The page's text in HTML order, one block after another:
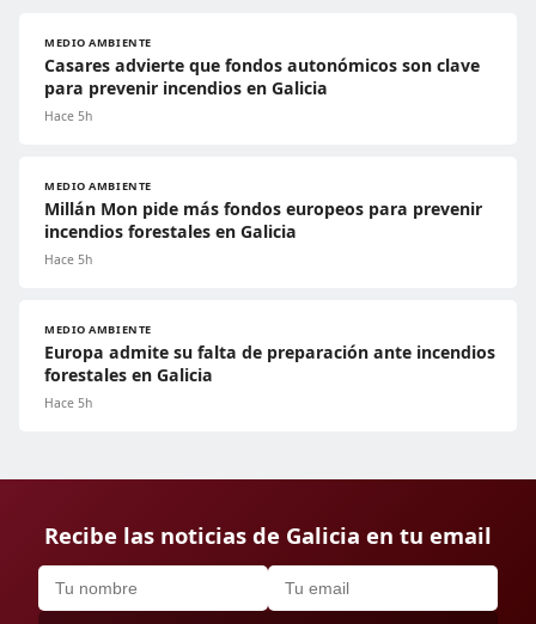
MEDIO AMBIENTE
Casares advierte que fondos autonómicos son clave
para prevenir incendios en Galicia
Hace 5h
MEDIO AMBIENTE
Millán Mon pide más fondos europeos para prevenir
incendios forestales en Galicia
Hace 5h
MEDIO AMBIENTE
Europa admite su falta de preparación ante incendios
forestales en Galicia
Hace 5h
Recibe las noticias de Galicia en tu email